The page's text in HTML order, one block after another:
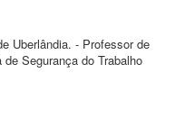
Uberlândia. - Professor de
Segurança do Trabalho